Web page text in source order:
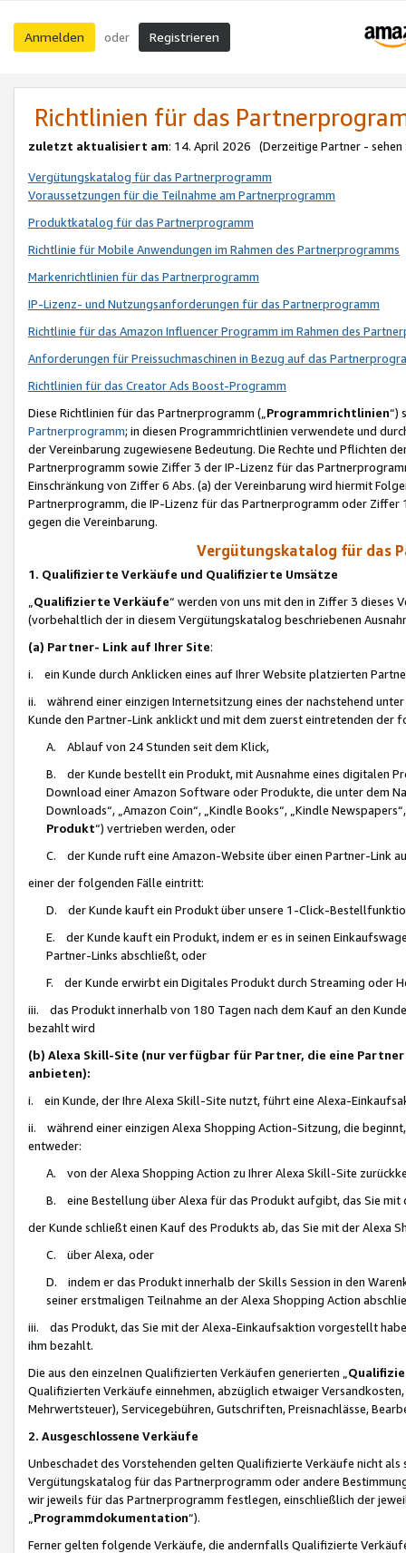
Anmelden oder Registrieren
Richtlinien für das
zuletzt aktualisiert am: 14. April 2026 (Derzeitige Partner - sehen
Vergütungskatalog für das Partnerprogramm
Voraussetzungen für die Teilnahme am Partnerprogramm
Produktkatalog für das Partnerprogramm
Richtlinie für Mobile Anwendungen im Rahmen des Partnerprogramms
Markenrichtlinien für das Partnerprogramm
IP-Lizenz- und Nutzungsanforderungen für das Partnerprogramm
Richtlinie für das Amazon Influencer Programm im Rahmen des
Anforderungen für Preissuchmaschinen in Bezug auf das
Richtlinien für das Creator Ads Boost-Programm
Diese Richtlinien für das Partnerprogramm („Programmrichtlinien“)
Partnerprogramm; in diesen Programmrichtlinien verwendete und
der Vereinbarung zugewiesene Bedeutung. Die Rechte und Pflichten
Partnerprogramm sowie Ziffer 3 der IP-Lizenz für das
Einschränkung von Ziffer 6 Abs. (a) der Vereinbarung wird hiermit
Partnerprogramm, die IP-Lizenz für das Partnerprogramm oder
gegen die Vereinbarung.
Vergütungskatalog für das
1. Qualifizierte Verkäufe und Qualifizierte Umsätze
Qualifizierte Verkäufe“ werden von uns mit den in Ziffer 3
(vorbehaltlich der in diesem Vergütungskatalog beschriebenen
(a) Partner- Link auf Ihrer Site:
i. ein Kunde durch Anklicken eines auf Ihrer Website platzierten
ii. während einer einzigen Internetsitzung eines der nachstehend
Kunde den Partner-Link anklickt und mit dem zuerst eintretenden der
A. Ablauf von 24 Stunden seit dem Klick,
B. der Kunde bestellt ein Produkt, mit Ausnahme eines digitalen
Download einer Amazon Software oder Produkte, die unter dem
Downloads“, „Amazon Coin“, „Kindle Books“, „Kindle
Produkt“) vertrieben werden, oder
C. der Kunde ruft eine Amazon-Website über einen Partner-Link
einer der folgenden Fälle eintritt:
D. der Kunde kauft ein Produkt über unsere 1-Click-
E. der Kunde kauft ein Produkt, indem er es in seinen
Partner-Links abschließt, oder
F. der Kunde erwirbt ein Digitales Produkt durch Streaming oder
iii. das Produkt innerhalb von 180 Tagen nach dem Kauf an den
bezahlt wird
(b) Alexa Skill-Site (nur verfügbar für Partner, die eine
anbieten):
i. ein Kunde, der Ihre Alexa Skill-Site nutzt, führt eine Alexa-
ii. während einer einzigen Alexa Shopping Action-Sitzung, die
entweder:
A. von der Alexa Shopping Action zu Ihrer Alexa Skill-Site
B. eine Bestellung über Alexa für das Produkt aufgibt, das Sie mit
der Kunde schließt einen Kauf des Produkts ab, das Sie mit der Alexa
C. über Alexa, oder
D. indem er das Produkt innerhalb der Skills Session in den
seiner erstmaligen Teilnahme an der Alexa Shopping Action
iii. das Produkt, das Sie mit der Alexa-Einkaufsaktion vorgestellt
ihm bezahlt.
Die aus den einzelnen Qualifizierten Verkäufen generierten „
Qualifizierten Verkäufe einnehmen, abzüglich etwaiger
Mehrwertsteuer), Servicegebühren, Gutschriften, Preisnachlässe,
2. Ausgeschlossene Verkäufe
Unbeschadet des Vorstehenden gelten Qualifizierte Verkäufe nicht
Vergütungskatalog für das Partnerprogramm oder andere
wir jeweils für das Partnerprogramm festlegen, einschließlich der
Programmdokumentation“).
Ferner gelten folgende Verkäufe, die andernfalls Qualifizierte